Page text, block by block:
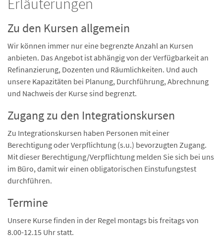
Zu den Kursen allgemein
Wir können immer nur eine begrenzte Anzahl an Kursen
anbieten. Das Angebot ist abhängig von der Verfügbarkeit an
Refinanzierung, Dozenten und Räumlichkeiten. Und auch
unsere Kapazitäten bei Planung, Durchführung, Abrechnung
und Nachweis der Kurse sind begrenzt.
Zugang zu den Integrationskursen
Zu Integrationskursen haben Personen mit einer
Berechtigung oder Verpflichtung (s.u.) bevorzugten Zugang.
Mit dieser Berechtigung/Verpflichtung melden Sie sich bei uns
im Büro, damit wir einen obligatorischen Einstufungstest
durchführen.
Termine
Unsere Kurse finden in der Regel montags bis freitags von
8.00-12.15 Uhr statt.